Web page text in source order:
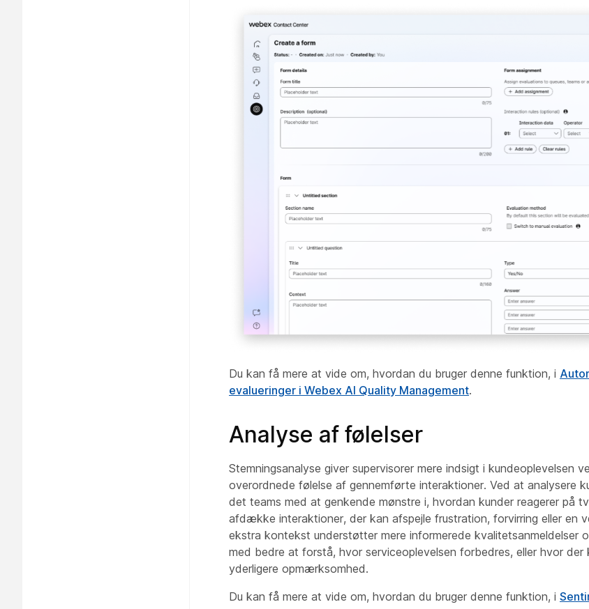
Du kan få mere at vide om, hvordan du bruger denne funktion, i
evalueringer i Webex AI Quality Management.
Analyse af følelser
Stemningsanalyse giver supervisorer mere indsigt i kundeoplevelsen
overordnede følelse af gennemførte interaktioner. Ved at analysere
det teams med at genkende mønstre i, hvordan kunder reagerer på
afdække interaktioner, der kan afspejle frustration, forvirring eller en
ekstra kontekst understøtter mere informerede kvalitetsanmeldelser
med bedre at forstå, hvor serviceoplevelsen forbedres, eller hvor
yderligere opmærksomhed.
Du kan få mere at vide om, hvordan du bruger denne funktion, i